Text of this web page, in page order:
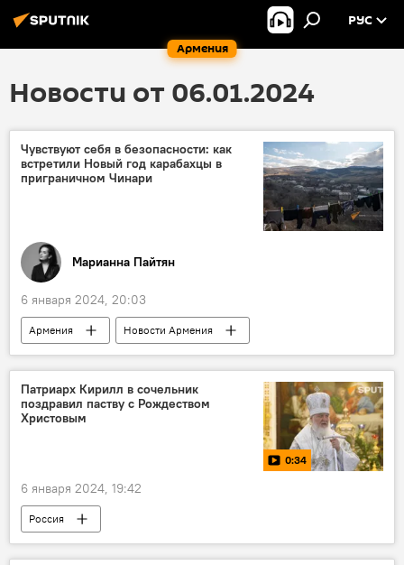
Армения
РУС
Новости от 06.01.2024
Чувствуют себя в безопасности: как
встретили Новый год карабахцы в
приграничном Чинари
Марианна Пайтян
6 января 2024, 20:03
Армения
Новости Армения
Колумнисты
Тавуш
Тавушская область
переселенцы
Вынужденные переселенцы
Патриарх Кирилл в сочельник
поздравил паству с Рождеством
Христовым
0:34
6 января 2024, 19:42
Россия
Патриарх Московский и всея Руси Кирилл